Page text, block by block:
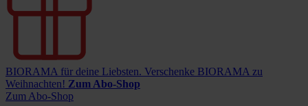
BIORAMA für deine Liebsten. Verschenke BIORAMA zu
Weihnachten! Zum Abo-Shop
Zum Abo-Shop